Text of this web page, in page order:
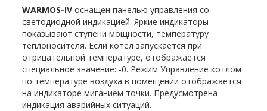
WARMOS-IV оснащен панелью управления со
светодиодной индикацией. Яркие индикаторы
показывают ступени мощности, температуру
теплоносителя. Если котёл запускается при
отрицательной температуре, отображается
специальное значение: -0. Режим Управление котлом
по температуре воздуха в помещении отображается
на индикаторе миганием точки. Предусмотрена
индикация аварийных ситуаций.